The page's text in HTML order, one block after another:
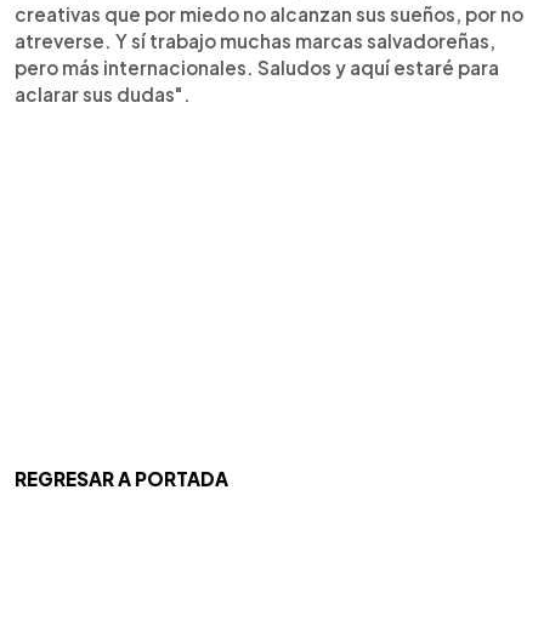
creativas que por miedo no alcanzan sus sueños, por no
atreverse. Y sí trabajo muchas marcas salvadoreñas,
pero más internacionales. Saludos y aquí estaré para
aclarar sus dudas".
REGRESAR A PORTADA